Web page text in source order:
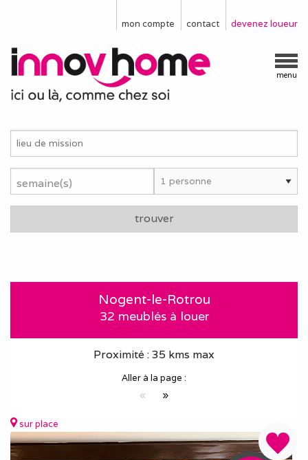
devenez loueur
contact
mon compte
menu
semaine(s)
trouver
Nogent-le-Rotrou
32 meublés à louer
Proximité : 35 kms max
Aller à la page :
« »
sur place